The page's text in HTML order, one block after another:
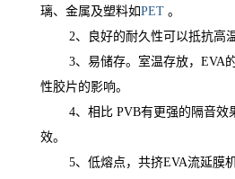
璃、金属及塑料如PET 。
2、良好的耐久性可以抵抗高
3、易储存。室温存放，EVA
性胶片的影响。
4、相比 PVB有更强的隔音效
效。
5、低熔点，共挤EVA流延膜